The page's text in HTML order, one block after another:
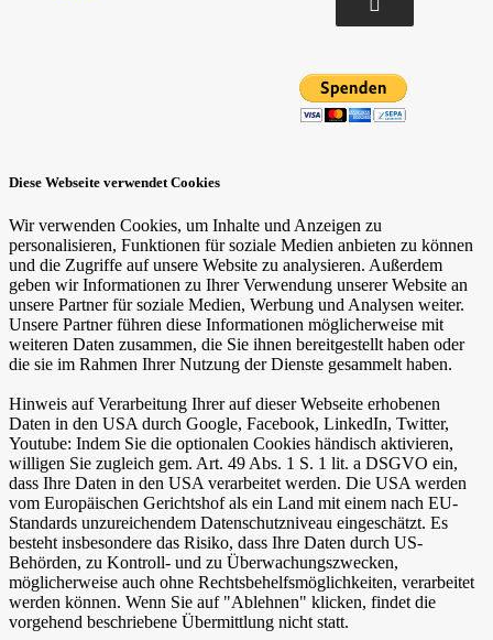
Diese Webseite verwendet Cookies
Wir verwenden Cookies, um Inhalte und Anzeigen zu
personalisieren, Funktionen für soziale Medien anbieten zu können
und die Zugriffe auf unsere Website zu analysieren. Außerdem
geben wir Informationen zu Ihrer Verwendung unserer Website an
unsere Partner für soziale Medien, Werbung und Analysen weiter.
Unsere Partner führen diese Informationen möglicherweise mit
weiteren Daten zusammen, die Sie ihnen bereitgestellt haben oder
die sie im Rahmen Ihrer Nutzung der Dienste gesammelt haben.
Hinweis auf Verarbeitung Ihrer auf dieser Webseite erhobenen
Daten in den USA durch Google, Facebook, LinkedIn, Twitter,
Youtube: Indem Sie die optionalen Cookies händisch aktivieren,
willigen Sie zugleich gem. Art. 49 Abs. 1 S. 1 lit. a DSGVO ein,
dass Ihre Daten in den USA verarbeitet werden. Die USA werden
vom Europäischen Gerichtshof als ein Land mit einem nach EU-
Standards unzureichendem Datenschutzniveau eingeschätzt. Es
besteht insbesondere das Risiko, dass Ihre Daten durch US-
Behörden, zu Kontroll- und zu Überwachungszwecken,
möglicherweise auch ohne Rechtsbehelfsmöglichkeiten, verarbeitet
werden können. Wenn Sie auf "Ablehnen" klicken, findet die
vorgehend beschriebene Übermittlung nicht statt.